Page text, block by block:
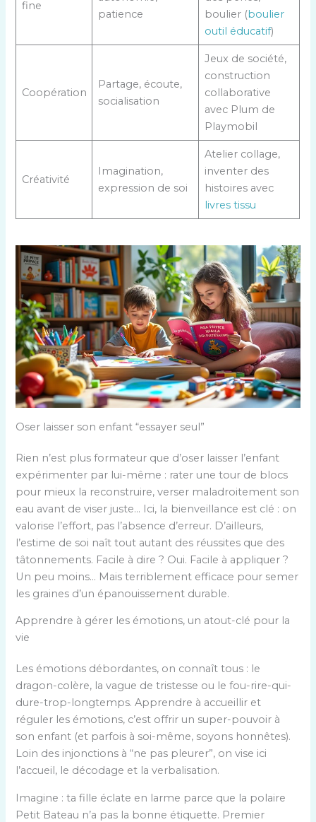
fine
patience
boulier (boulier
outil éducatif)
Coopération
Partage, écoute,
socialisation
Jeux de société,
construction
collaborative
avec Plum de
Playmobil
Créativité
Imagination,
expression de soi
Atelier collage,
inventer des
histoires avec
livres tissu
Oser laisser son enfant “essayer seul”
Rien n’est plus formateur que d’oser laisser l’enfant
expérimenter par lui-même : rater une tour de blocs
pour mieux la reconstruire, verser maladroitement son
eau avant de viser juste… Ici, la bienveillance est clé : on
valorise l’effort, pas l’absence d’erreur. D’ailleurs,
l’estime de soi naît tout autant des réussites que des
tâtonnements. Facile à dire ? Oui. Facile à appliquer ?
Un peu moins… Mais terriblement efficace pour semer
les graines d’un épanouissement durable.
Apprendre à gérer les émotions, un atout-clé pour la
vie
Les émotions débordantes, on connaît tous : le
dragon-colère, la vague de tristesse ou le fou-rire-qui-
dure-trop-longtemps. Apprendre à accueillir et
réguler les émotions, c’est offrir un super-pouvoir à
son enfant (et parfois à soi-même, soyons honnêtes).
Loin des injonctions à “ne pas pleurer”, on vise ici
l’accueil, le décodage et la verbalisation.
Imagine : ta fille éclate en larme parce que la polaire
Petit Bateau n’a pas la bonne étiquette. Premier